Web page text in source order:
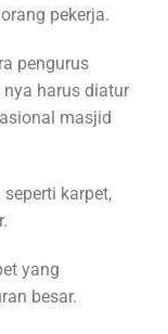
pekerja.
pengurus
harus diatur
masjid
karpet,
yang
besar.